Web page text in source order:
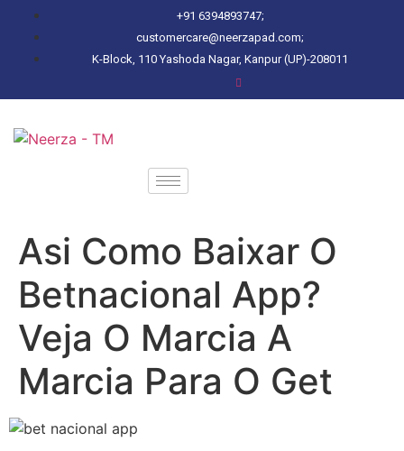
+91 6394893747;
customercare@neerzapad.com;
K-Block, 110 Yashoda Nagar, Kanpur (UP)-208011
Asi Como Baixar O
Betnacional App?
Veja O Marcia A
Marcia Para O Get